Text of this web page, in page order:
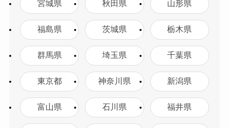
宮城県 秋田県 山形県
福島県 茨城県 栃木県
群馬県 埼玉県 千葉県
東京都 神奈川県 新潟県
富山県 石川県 福井県